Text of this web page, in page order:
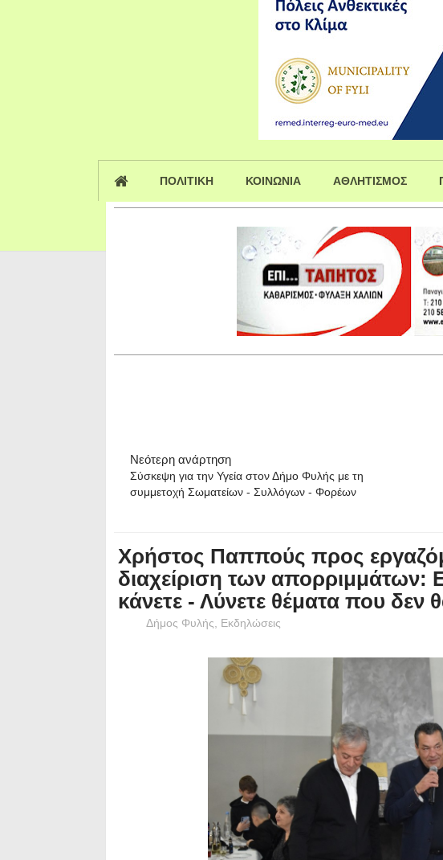
ΠΟΛΙΤΙΚΗ ΚΟΙΝΩΝΙΑ ΑΘΛΗΤΙΣΜΟΣ
Νεότερη ανάρτηση
Σύσκεψη για την Υγεία στον Δήμο Φυλής με τη
συμμετοχή Σωματείων - Συλλόγων - Φορέων
Χρήστος Παππούς προς
διαχείριση των απορριμμάτων:
κάνετε - Λύνετε θέματα που δεν
Δήμος Φυλής Εκδηλώσεις